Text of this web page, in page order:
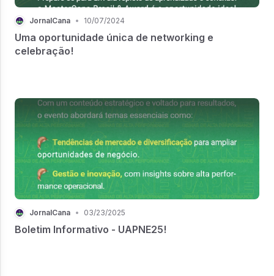
JornalCana • 10/07/2024
Uma oportunidade única de networking e
celebração!
JornalCana • 03/23/2025
Boletim Informativo - UAPNE25!